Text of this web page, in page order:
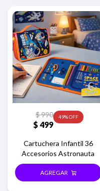
$ 499
$990 49
Cartuchera Infantil 36
Accesorios Astronauta